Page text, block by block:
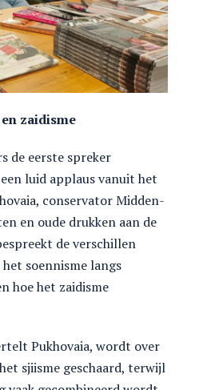
zaidisme
de eerste spreker
luid applaus vanuit het
conservator Midden-
en oude drukken aan de
de verschillen
soennisme langs
hoe het zaidisme
Pukhovaia, wordt over
sjiisme geschaard, terwijl